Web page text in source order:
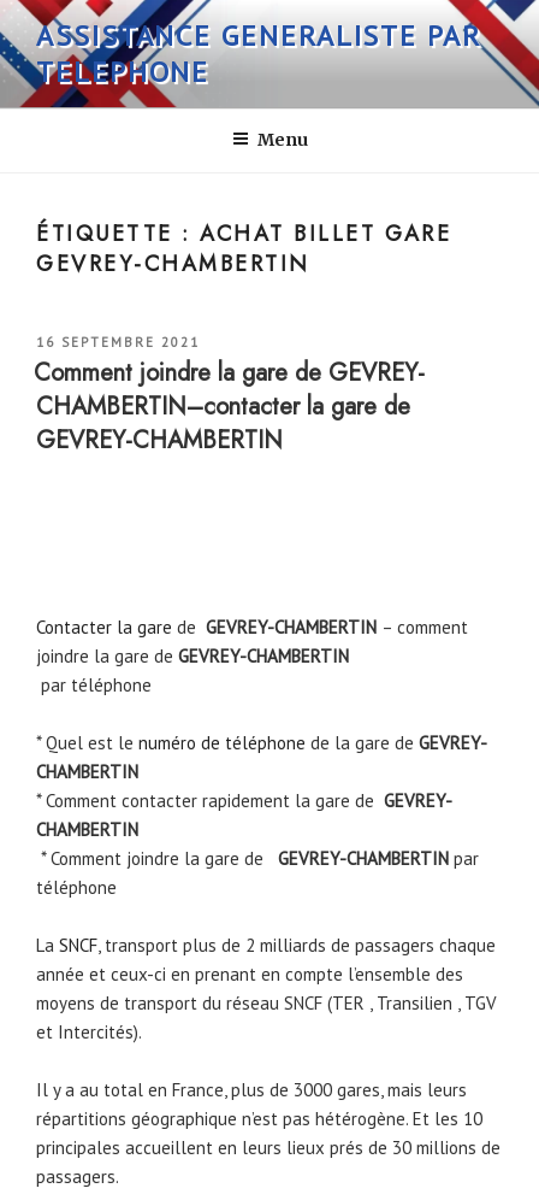
Aller
au
contenu
principal
ASSISTANCE GENERALISTE PAR
TELEPHONE
Menu
ÉTIQUETTE :ACHAT BILLET GARE
GEVREY-CHAMBERTIN
PUBLIÉ
LE
16 SEPTEMBRE 2021
Comment joindre la gare de GEVREY-
CHAMBERTIN–contacter la gare de
GEVREY-CHAMBERTIN
Contacter la gare de GEVREY-CHAMBERTIN – comment
joindre la gare de GEVREY-CHAMBERTIN
par téléphone
* Quel est le numéro de téléphone de la gare de GEVREY-
CHAMBERTIN
* Comment contacter rapidement la gare de GEVREY-
CHAMBERTIN
* Comment joindre la gare de
GEVREY-CHAMBERTIN par
téléphone
La SNCF, transport plus de 2 milliards de passagers chaque
année et ceux-ci en prenant en compte l’ensemble des
moyens de transport du réseau SNCF (TER , Transilien , TGV
et Intercités).
Il y a au total en France, plus de 3000 gares, mais leurs
répartitions géographique n’est pas hétérogène. Et les 10
principales accueillent en leurs lieux prés de 30 millions de
passagers.